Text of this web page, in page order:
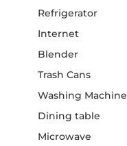
Refrigerator
Internet
Blender
Trash Cans
Washing Machine
Dining table
Microwave